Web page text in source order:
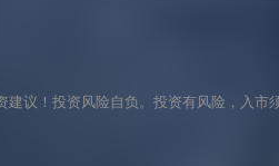
建议！投资风险自负。投资有风险，入市